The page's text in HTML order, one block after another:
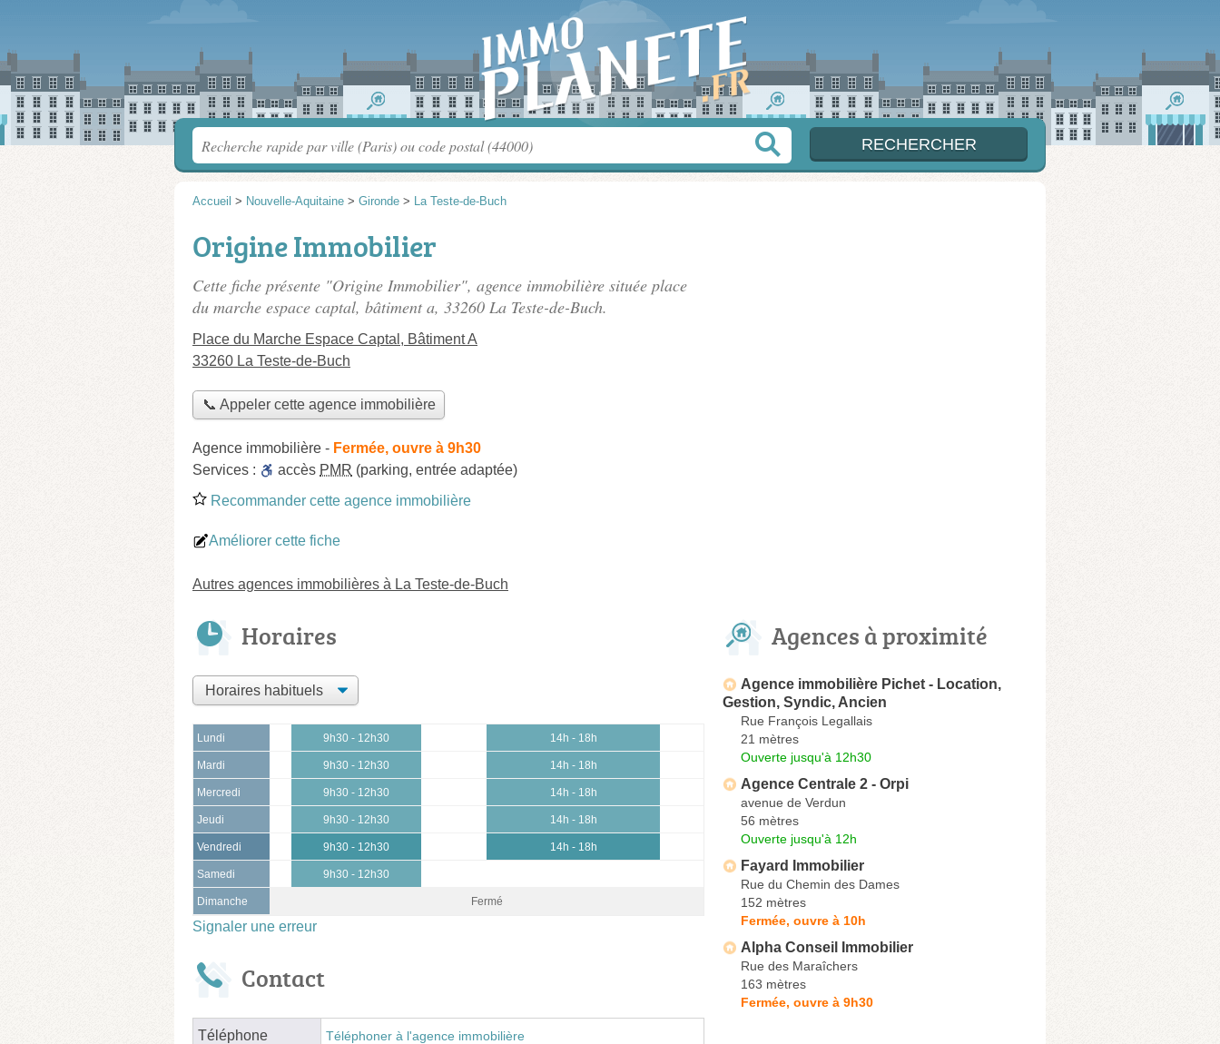
Accueil > Nouvelle-Aquitaine > Gironde > La Teste-de-Buch
Origine Immobilier
Cette fiche présente "Origine Immobilier", agence immobilière située place
du marche espace captal, bâtiment a, 33260 La Teste-de-Buch.
Place du Marche Espace Captal, Bâtiment A
33260 La Teste-de-Buch
📞 Appeler cette agence immobilière
Agence immobilière - Fermée, ouvre à 9h30
Services :
accès PMR (parking, entrée adaptée)
Recommander cette agence immobilière
Améliorer cette fiche
Autres agences immobilières à La Teste-de-Buch
Horaires
Lundi 9h30 - 12h30 14h - 18h
Mardi 9h30 - 12h30 14h - 18h
Mercredi 9h30 - 12h30 14h - 18h
Jeudi 9h30 - 12h30 14h - 18h
Vendredi 9h30 - 12h30 14h - 18h
Samedi 9h30 - 12h30
Dimanche Fermé
Signaler une erreur
Contact
Téléphone Téléphoner à l'agence immobilière
Agences à proximité
Agence immobilière Pichet - Location,
Gestion, Syndic, Ancien
Rue François Legallais
21 mètres
Ouverte jusqu'à 12h30
Agence Centrale 2 - Orpi
avenue de Verdun
56 mètres
Ouverte jusqu'à 12h
Fayard Immobilier
Rue du Chemin des Dames
152 mètres
Fermée, ouvre à 10h
Alpha Conseil Immobilier
Rue des Maraîchers
163 mètres
Fermée, ouvre à 9h30